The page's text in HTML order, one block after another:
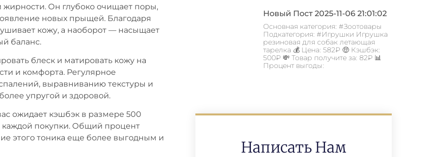
Он глубоко очищает поры,
новых прыщей. Благодаря
кожу, а наоборот — насыщает
баланс.
блеск и матировать кожу на
и комфорта. Регулярное
выравниванию текстуры и
упругой и здоровой.
ожидает кэшбэк в размере 500
каждой покупки. Общий процент
этого тоника еще более выгодным и
Новый Пост 2025-11-06 21:01:02
Основная категория: #Зоотовары
Подкатегория: #Игрушки Игрушка
резиновая для собак летающая
тарелка 💰 Цена: 582₽ 🤑 Кэшбэк:
500₽ 💸 Товар получите за: 82₽ 📊
Процент выгоды:
Написать Нам